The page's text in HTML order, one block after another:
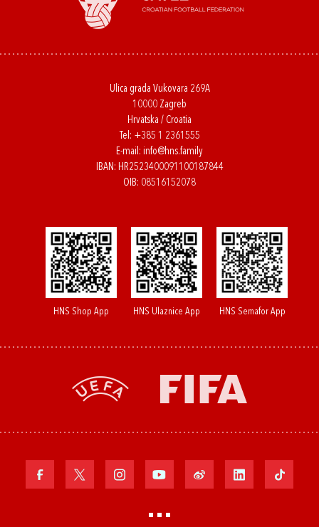
Ulica grada Vukovara 269A
10000 Zagreb
Hrvatska / Croatia
Tel: +385 1 2361555
E-mail: info@hns.family
IBAN: HR2523400091100187844
OIB: 08516152078
HNS Shop App HNS Ulaznice App HNS Semafor App